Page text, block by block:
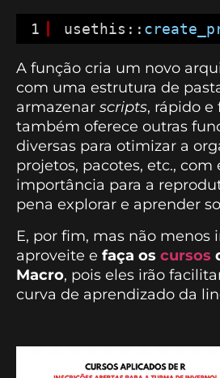
1 usethis::
A função cria um novo
com uma estrutura de
armazenar scripts, rápido e
também oferece outras
diversas para otimizar a
projetos, pacotes, etc., com
importância para a
pena explorar e aprender
E, por fim, mas não menos
aproveite e faça os cursos
Macro, pois eles irão
curva de aprendizado da